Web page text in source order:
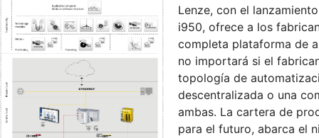
Lenze, con el
i950, ofrece a los
completa plataforma de
no importará si el
topología de
descentralizada o una
ambas. La cartera de
para el futuro, abarca el